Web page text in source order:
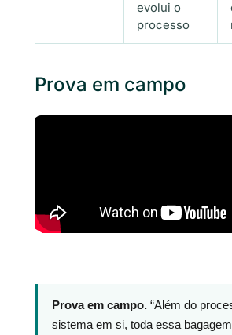
evolui o
processo
Prova em campo
Prova em campo. “Além do
sistema em si, toda essa